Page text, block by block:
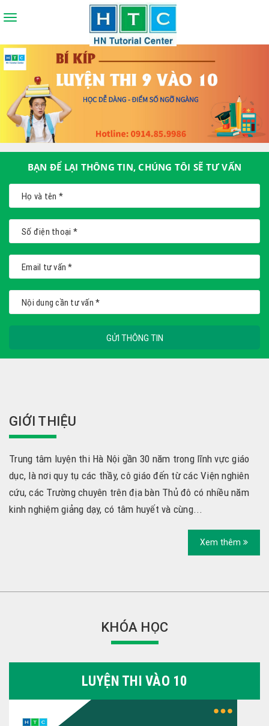
Toggle
BẠN ĐỂ LẠI THÔNG TIN, CHÚNG TÔI SẼ TƯ VẤN
GỬI THÔNG TIN
GIỚI THIỆU
Trung tâm luyện thi Hà Nội gần 30 năm trong lĩnh vực giáo
dục, là nơi quy tụ các thầy, cô giáo đến từ các Viện nghiên
cứu, các Trường chuyên trên địa bàn Thủ đô có nhiều năm
kinh nghiệm giảng dạy, có tâm huyết và cùng...
Xem thêm
KHÓA HỌC
LUYỆN THI VÀO 10